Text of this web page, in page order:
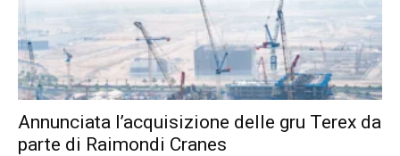
Annunciata l’acquisizione delle gru Terex da
parte di Raimondi Cranes